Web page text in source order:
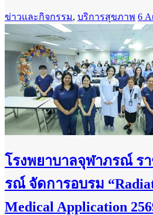
ข่าวและกิจกรรม, บริการสุขภาพ 6
โรงพยาบาลจุฬาภรณ์ ร
รณ์ จัดการอบรม
Medical Application